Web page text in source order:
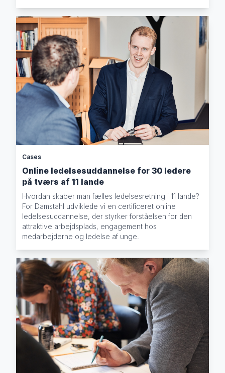
Cases
Online ledelsesuddannelse for 30 ledere
på tværs af 11 lande
Hvordan skaber man fælles ledelsesretning i 11 lande?
For Damstahl udviklede vi en certificeret online
ledelsesuddannelse, der styrker forståelsen for den
attraktive arbejdsplads, engagement hos
medarbejderne og ledelse af unge.